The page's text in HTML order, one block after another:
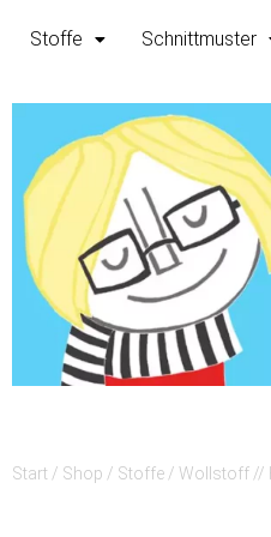
InhaltStoffe Schnittmuster
Start / Shop / Stoffe / Wollstoff //